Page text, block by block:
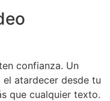
confianza. Un
atardecer desde tu
que cualquier texto.